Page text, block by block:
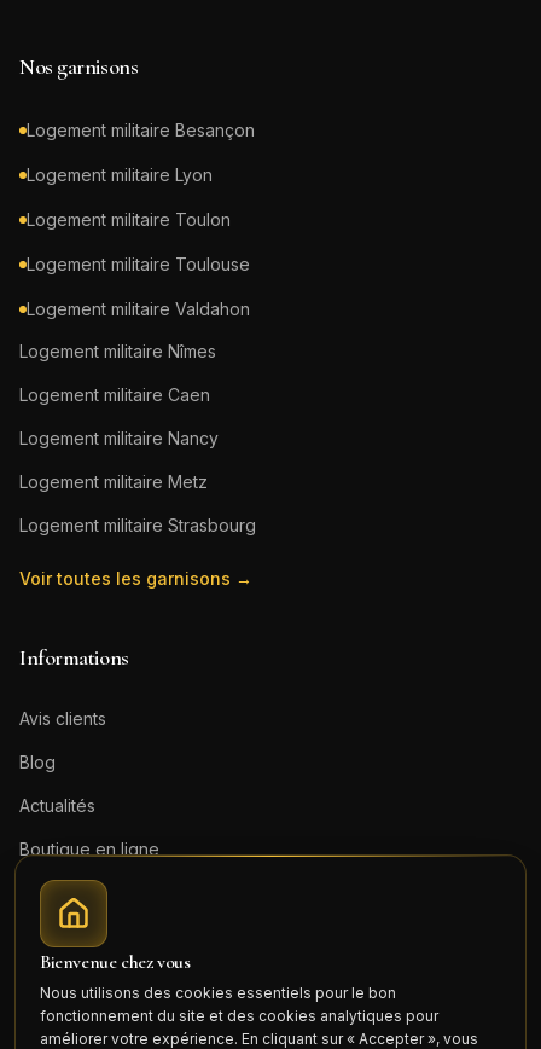
Nos garnisons
Logement militaire Besançon
Logement militaire Lyon
Logement militaire Toulon
Logement militaire Toulouse
Logement militaire Valdahon
Logement militaire Nîmes
Logement militaire Caen
Logement militaire Nancy
Logement militaire Metz
Logement militaire Strasbourg
Voir toutes les garnisons →
Informations
Avis clients
Blog
Actualités
Boutique en ligne
Contact
Mentions légales
Connexion
Bienvenue chez vous
Nous utilisons des cookies essentiels pour le bon
fonctionnement du site et des cookies analytiques pour
améliorer votre expérience. En cliquant sur « Accepter », vous